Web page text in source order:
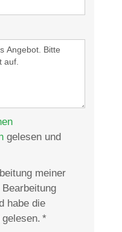
gelesen und
meiner
habe die
*